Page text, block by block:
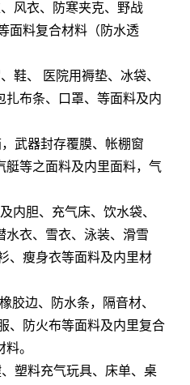
风衣、防寒夹克、野战
面料复合材料（防水透
鞋、 医院用褥垫、冰袋、
扎布条、口罩、等面料及内
武器封存覆膜、帐棚窗
艇等之面料及内里面料，气
内胆、充气床、饮水袋、
水衣、雪衣、泳装、滑雪
、瘦身衣等面料及内里材
胶边、防水条，隔音材、
、防火布等面料及内里复合
。
塑料充气玩具、床单、桌